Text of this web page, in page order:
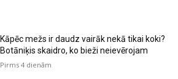
Kāpēc mežs ir daudz vairāk nekā tikai koki?
Botāniķis skaidro, ko bieži neievērojam
Pirms 4 dienām